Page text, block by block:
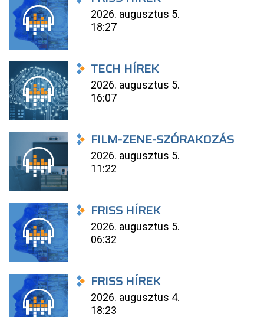
2026. augusztus 5.
18:27
TECH HÍREK
2026. augusztus 5.
16:07
FILM-ZENE-SZÓRAKOZÁS
2026. augusztus 5.
11:22
FRISS HÍREK
2026. augusztus 5.
06:32
FRISS HÍREK
2026. augusztus 4.
18:23